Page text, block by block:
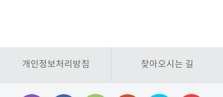
개인정보처리방침 찾아오시는 길